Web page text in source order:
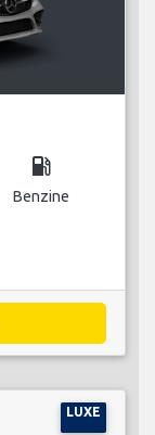
local_gas_station
Benzine
LUXE